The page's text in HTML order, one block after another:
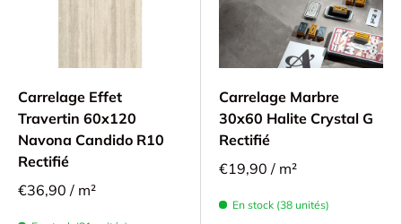
Carrelage Effet
Travertin 60x120
Navona Candido R10
Rectifié
€36,90 / m²
Carrelage Marbre
30x60 Halite Crystal G
Rectifié
€19,90 / m²
En stock (38 unités)